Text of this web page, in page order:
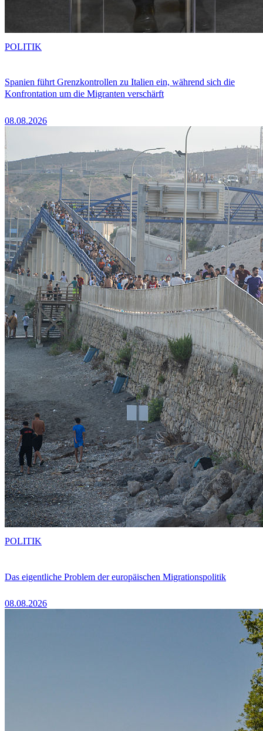
Spanien führt Grenzkontrollen zu Italien ein, während sich die
Konfrontation um die Migranten verschärft
08.08.2026
POLITIK
Das eigentliche Problem der europäischen Migrationspolitik
08.08.2026
POLITIK